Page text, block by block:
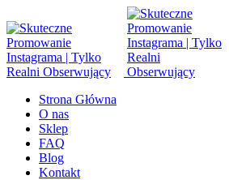
Strona Główna
O nas
Sklep
FAQ
Blog
Kontakt